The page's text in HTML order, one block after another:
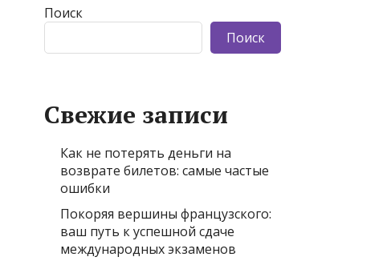
Поиск
Поиск
Свежие записи
Как не потерять деньги на
возврате билетов: самые частые
ошибки
Покоряя вершины французского:
ваш путь к успешной сдаче
международных экзаменов